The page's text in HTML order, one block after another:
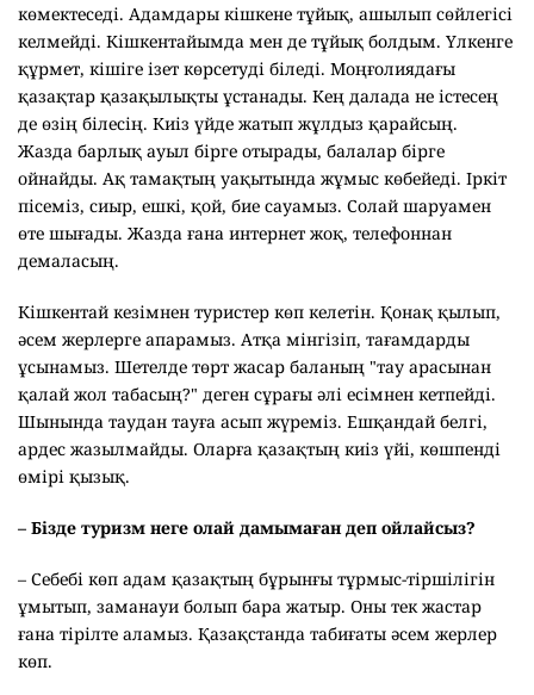
көмектеседі. Адамдары кішкене тұйық, ашылып сөйлегісі
келмейді. Кішкентайымда мен де тұйық болдым. Үлкенге
құрмет, кішіге ізет көрсетуді біледі. Моңғолиядағы
қазақтар қазақылықты ұстанады. Кең далада не істесең
де өзің білесің. Киіз үйде жатып жұлдыз қарайсың.
Жазда барлық ауыл бірге отырады, балалар бірге
ойнайды. Ақ тамақтың уақытында жұмыс көбейеді. Іркіт
пісеміз, сиыр, ешкі, қой, бие сауамыз. Солай шаруамен
өте шығады. Жазда ғана интернет жоқ, телефоннан
демаласың.
Кішкентай кезімнен туристер көп келетін. Қонақ қылып,
әсем жерлерге апарамыз. Атқа мінгізіп, тағамдарды
ұсынамыз. Шетелде төрт жасар баланың "тау арасынан
қалай жол табасың?" деген сұрағы әлі есімнен кетпейді.
Шынында таудан тауға асып жүреміз. Ешқандай белгі,
ардес жазылмайды. Оларға қазақтың киіз үйі, көшпенді
өмірі қызық.
– Бізде туризм неге олай дамымаған деп ойлайсыз?
– Себебі көп адам қазақтың бұрынғы тұрмыс-тіршілігін
ұмытып, заманауи болып бара жатыр. Оны тек жастар
ғана тірілте аламыз. Қазақстанда табиғаты әсем жерлер
көп.